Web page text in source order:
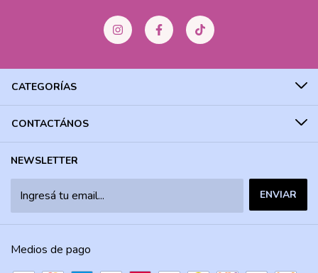
CATEGORÍAS
CONTACTÁNOS
NEWSLETTER
Medios de pago